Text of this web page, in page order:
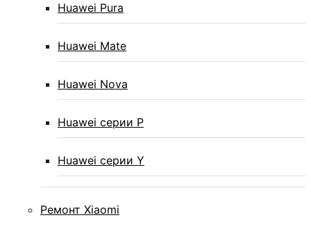
Huawei Pura
Huawei Mate
Huawei Nova
Huawei серии P
Huawei серии Y
Ремонт Xiaomi